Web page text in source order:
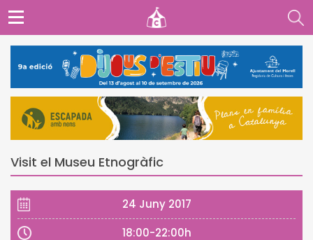
Visit el Museu Etnogràfic
24 Juny 2017
18:00-22:00h